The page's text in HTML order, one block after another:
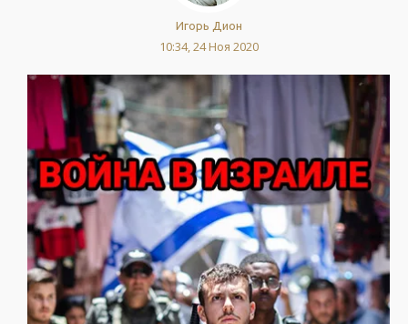
Игорь Дион
10:34, 24 Ноя 2020